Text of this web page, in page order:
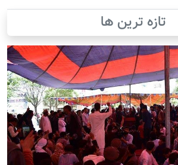
تازه ترین ها